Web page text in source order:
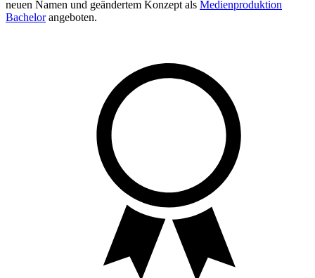
neuen Namen und geändertem Konzept als Medienproduktion
Bachelorangeboten.